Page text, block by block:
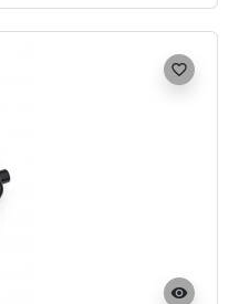
visibility
favorite_border